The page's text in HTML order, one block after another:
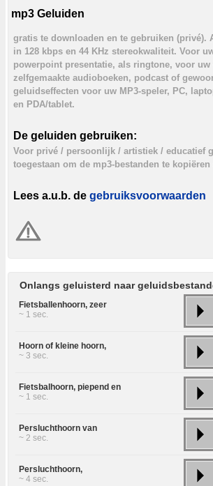
mp3 Geluiden
gratis te downloaden en te gebruiken (privé).
in 128 kbps en 44 KHz stereokwaliteit. Voor
powerpoint presentatie, als ringtone, voor uw
zelfgemaakte audioboeken, podcast of
geluidseffecten voor uw MP3-speler, PC,
en PDA/tablet.
De geluiden gebruiken:
Voor privé / persoonlijk / artistiek / educatief
toegestaan om de mp3-bestanden te kopiëren
Lees a.u.b. de gebruiksvoorwaarden
Onlangs geluisterd naar
Fietsballenhoorn, zeer
~ 1 sec.
Hoorn of kleine hoorn,
~ 3 sec.
Fietsbalhoorn, piepend en
~ 1 sec.
Persluchthoorn van
~ 2 sec.
Persluchthoorn,
~ 4 sec.